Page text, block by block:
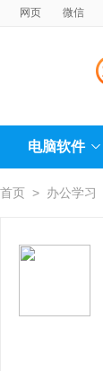
网页 微信
电脑软件
首页 > 办公学习